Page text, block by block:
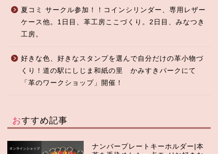
夏コミ サークル参加！！コインシリンダー、専用レザー
ケース他。1日目、革工房ここづくり。2日目、みなつき
工房。
好きな色、好きなスタンプを選んで自分だけの革小物づ
くり！道の駅にしじま和紙の里 かみすきパークにて
「革のワークショップ」開催！
おすすめ記事
ナンバープレートキーホルダー|本